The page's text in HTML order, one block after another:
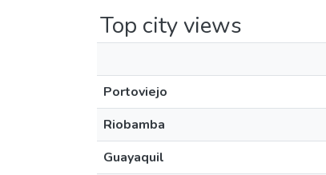
Top city views
Portoviejo
Riobamba
Guayaquil